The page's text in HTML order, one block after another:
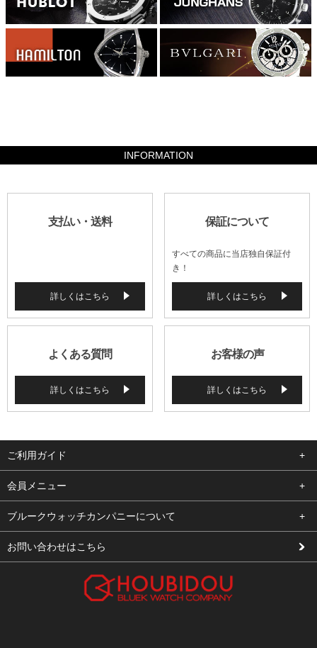
INFORMATION
支払い・送料
詳しくはこちら
保証について
すべての商品に当店独自保証付
き！
詳しくはこちら
よくある質問
詳しくはこちら
お客様の声
詳しくはこちら
ご利用ガイド
よくある質問
支払い・送料
修理依頼
会員メニュー
ログイン
お気に入り
ブルークウォッチカンパニーについて
会社概要
お問い合わせはこちら